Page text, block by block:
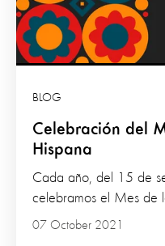
Celebración del
Hispana
BLOG
07 October 2021
Cada año, del 15 de
celebramos el Mes de